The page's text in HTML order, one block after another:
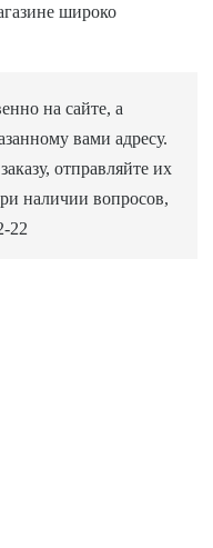
широко
на сайте, а
вами адресу.
отправляйте их
наличии вопросов,
22